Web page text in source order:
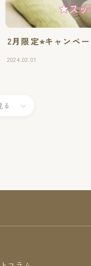
2月限定⭐︎キャンペ
2024.02.01
る